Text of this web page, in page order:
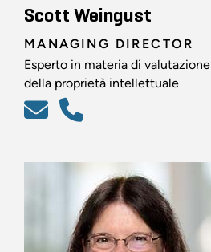
Scott Weingust
MANAGING DIRECTOR
Esperto in materia di valutazione
della proprietà intellettuale